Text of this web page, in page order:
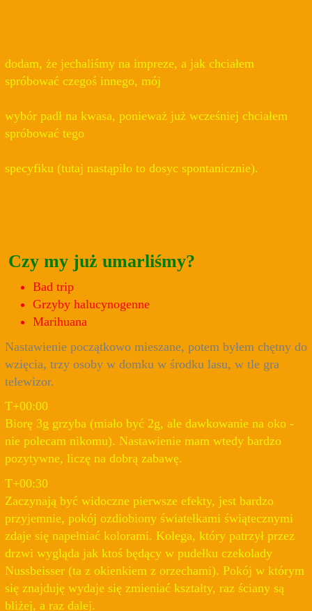
dodam, że jechaliśmy na impreze, a jak chciałem
spróbować czegoś innego, mój
wybór padł na kwasa, ponieważ już wcześniej chciałem
spróbować tego
specyfiku (tutaj nastąpiło to dosyc spontanicznie).
Czy my już umarliśmy?
Bad trip
Grzyby halucynogenne
Marihuana
Nastawienie początkowo mieszane, potem byłem chętny do
wzięcia, trzy osoby w domku w środku lasu, w tle gra
telewizor.
T+00:00
Biorę 3g grzyba (miało być 2g, ale dawkowanie na oko -
nie polecam nikomu). Nastawienie mam wtedy bardzo
pozytywne, liczę na dobrą zabawę.
T+00:30
Zaczynają być widoczne pierwsze efekty, jest bardzo
przyjemnie, pokój ozdiobiony światełkami świątecznymi
zdaje się napełniać kolorami. Kolega, który patrzył przez
drzwi wygląda jak ktoś będący w pudełku czekolady
Nussbeisser (ta z okienkiem z orzechami). Pokój w którym
się znajduję wydaje się zmieniać kształty, raz ściany są
bliżej, a raz dalej.